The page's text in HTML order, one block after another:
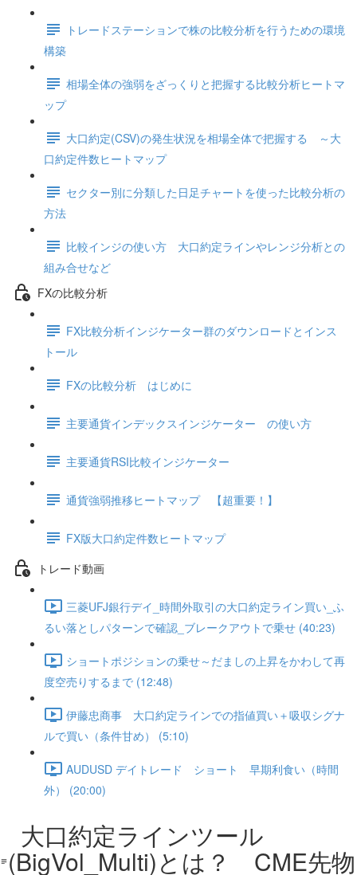
トレードステーションで株の比較分析を行うための環境
構築
相場全体の強弱をざっくりと把握する比較分析ヒートマ
ップ
大口約定(CSV)の発生状況を相場全体で把握する ～大
口約定件数ヒートマップ
セクター別に分類した日足チャートを使った比較分析の
方法
比較インジの使い方 大口約定ラインやレンジ分析との
組み合せなど
FXの比較分析
FX比較分析インジケーター群のダウンロードとインス
トール
FXの比較分析 はじめに
主要通貨インデックスインジケーター の使い方
主要通貨RSI比較インジケーター
通貨強弱推移ヒートマップ 【超重要！】
FX版大口約定件数ヒートマップ
トレード動画
三菱UFJ銀行デイ_時間外取引の大口約定ライン買い_ふ
るい落としパターンで確認_ブレークアウトで乗せ (40:23)
ショートポジションの乗せ～だましの上昇をかわして再
度空売りするまで (12:48)
伊藤忠商事 大口約定ラインでの指値買い＋吸収シグナ
ルで買い（条件甘め） (5:10)
AUDUSD デイトレード ショート 早期利食い（時間
外） (20:00)
大口約定ラインツール
(BigVol_Multi)とは？ CME先物